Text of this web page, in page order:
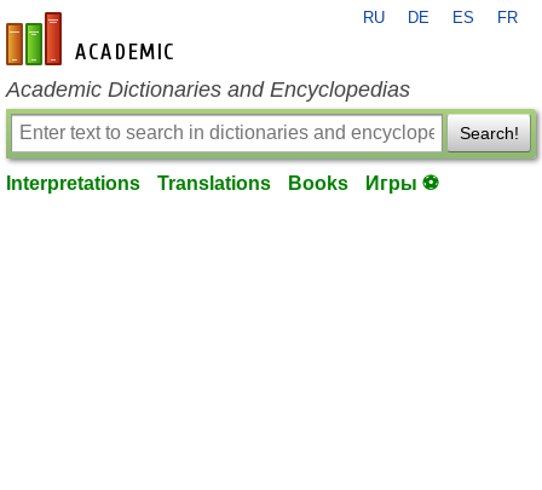
en-academic.com
RU DE ES FR
Academic Dictionaries and Encyclopedias
Search!
Interpretations Translations Books Игры ⚽